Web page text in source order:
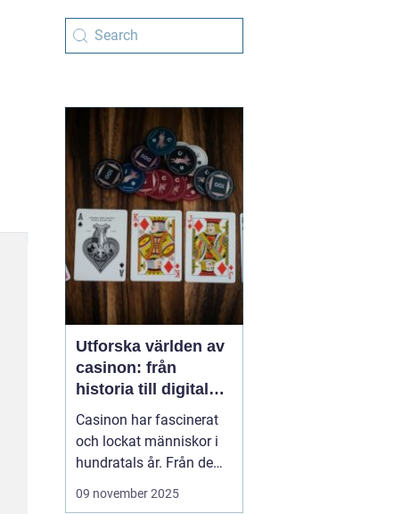
Utforska världen av
casinon: från
historia till digital
revolution
Casinon har fascinerat
och lockat människor i
hundratals år. Från de
ursprungliga spelhusen i
09 november 2025